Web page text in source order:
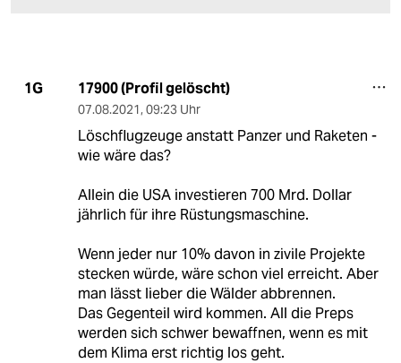
1G 17900 (Profil gelöscht)
07.08.2021, 09:23 Uhr
Löschflugzeuge anstatt Panzer und Raketen -
wie wäre das?
Allein die USA investieren 700 Mrd. Dollar
jährlich für ihre Rüstungsmaschine.
Wenn jeder nur 10% davon in zivile Projekte
stecken würde, wäre schon viel erreicht. Aber
man lässt lieber die Wälder abbrennen.
Das Gegenteil wird kommen. All die Preps
werden sich schwer bewaffnen, wenn es mit
dem Klima erst richtig los geht.